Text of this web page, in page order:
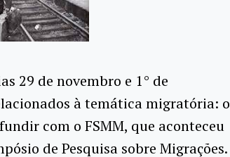
29 de novembro e 1° de
à temática migratória: o
com o FSMM, que aconteceu
de Pesquisa sobre Migrações.